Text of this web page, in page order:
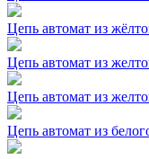
Цепь автомат из
Цепь автомат из
Цепь автомат из
Цепь автомат из